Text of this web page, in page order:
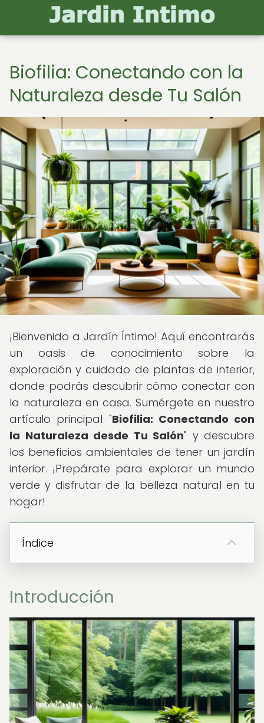
Biofilia: Conectando con la
Naturaleza desde Tu Salón
¡Bienvenido a Jardín Íntimo! Aquí encontrarás
un oasis de conocimiento sobre la
exploración y cuidado de plantas de interior,
donde podrás descubrir cómo conectar con
la naturaleza en casa. Sumérgete en nuestro
artículo principal "Biofilia: Conectando con
la Naturaleza desde Tu Salón" y descubre
los beneficios ambientales de tener un jardín
interior. ¡Prepárate para explorar un mundo
verde y disfrutar de la belleza natural en tu
hogar!
Índice
Introducción